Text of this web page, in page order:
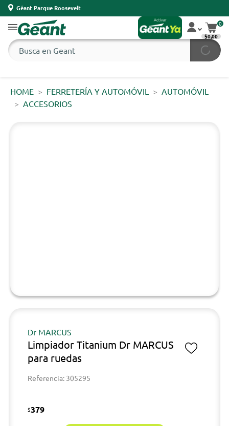
Géant Parque Roosevelt
0
$0,00
HOME FERRETERÍA Y AUTOMÓVIL
AUTOMÓVIL
ACCESORIOS
Dr MARCUS
Limpiador Titanium Dr MARCUS
para ruedas
Referencia: 305295
$379